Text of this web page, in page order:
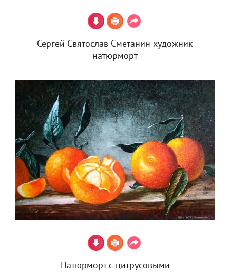
Сергей Святослав Сметанин художник
натюрморт
Натюрморт с цитрусовыми